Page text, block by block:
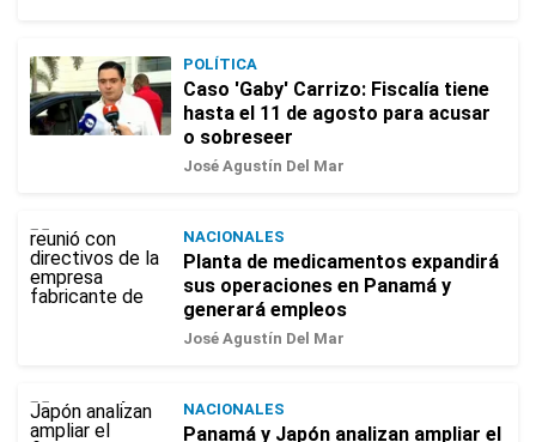
POLÍTICA
Caso 'Gaby' Carrizo: Fiscalía tiene
hasta el 11 de agosto para acusar
o sobreseer
José Agustín Del Mar
NACIONALES
Planta de medicamentos expandirá
sus operaciones en Panamá y
generará empleos
José Agustín Del Mar
NACIONALES
Panamá y Japón analizan ampliar el